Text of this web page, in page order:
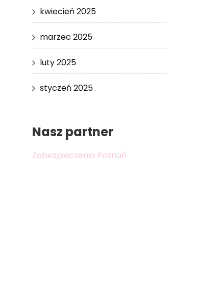
kwiecień 2025
marzec 2025
luty 2025
styczeń 2025
Nasz partner
Zabezpieczenia Poznań